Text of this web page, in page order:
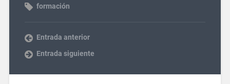
formación
Entrada anterior
Entrada siguiente